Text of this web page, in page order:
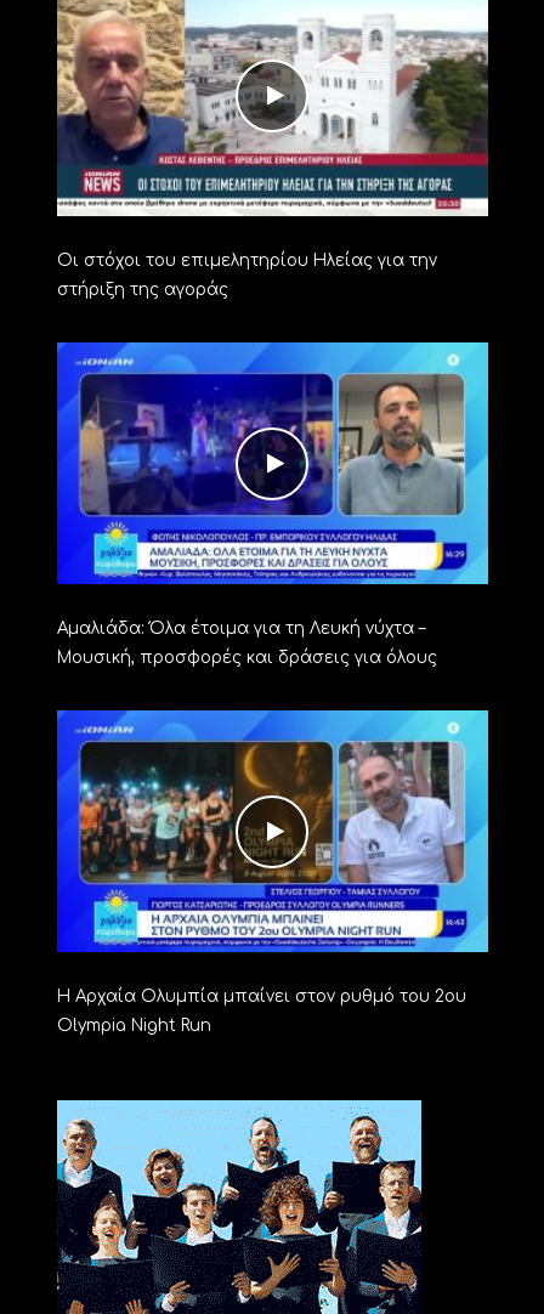
Οι στόχοι του επιμελητηρίου Ηλείας για την
στήριξη της αγοράς
Αμαλιάδα: Όλα έτοιμα για τη Λευκή νύχτα –
Μουσική, προσφορές και δράσεις για όλους
Η Αρχαία Ολυμπία μπαίνει στον ρυθμό του 2ου
Olympia Night Run